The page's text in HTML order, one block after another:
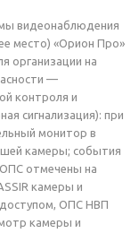
видеонаблюдения
место) «Орион Про»
организации на
—
контроля и
сигнализация): при
монитор в
камеры; события
ОПС отмечены на
камеры и
доступом, ОПС НВП
камеры и